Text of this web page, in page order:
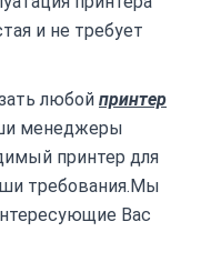
и не требует
любой принтер
менеджеры
принтер для
требования.Мы
Вас